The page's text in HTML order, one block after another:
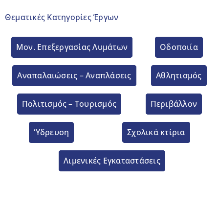
Θεματικές Κατηγορίες Έργων
Μον. Επεξεργασίας Λυμάτων Οδοποιία
Aναπαλαιώσεις – Αναπλάσεις Αθλητισμός
Πολιτισμός – Τουρισμός Περιβάλλον
‘Υδρευση Σχολικά κτίρια
Λιμενικές Εγκαταστάσεις